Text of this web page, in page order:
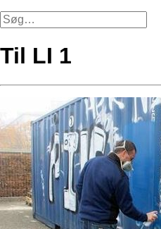
Til LI 1